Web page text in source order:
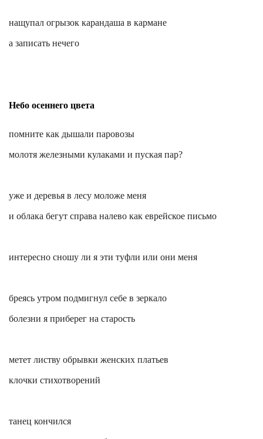
нащупал огрызок карандаша в кармане
а записать нечего
Небо осеннего цвета
помните как дышали паровозы
молотя железными кулаками и пуская пар?
уже и деревья в лесу моложе меня
и облака бегут справа налево как еврейское письмо
интересно сношу ли я эти туфли или они меня
бреясь утром подмигнул себе в зеркало
болезни я приберег на старость
метет листву обрывки женских платьев
клочки стихотворений
танец кончился